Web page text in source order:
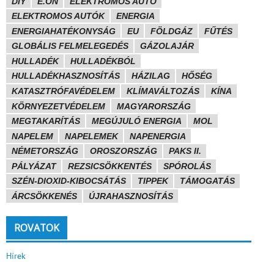
ELEKTROMOS AUTÓK
ENERGIA
ENERGIAHATÉKONYSÁG
EU FÖLDGÁZ
FŰTÉS
GLOBÁLIS FELMELEGEDÉS
GÁZOLAJÁR
HULLADÉK
HULLADÉKBÓL
HULLADÉKHASZNOSÍTÁS
HÁZILAG
HŐSÉG
KATASZTRÓFAVÉDELEM
KLÍMAVÁLTOZÁS
KÍNA
KÖRNYEZETVÉDELEM
MAGYARORSZÁG
MEGTAKARÍTÁS
MEGÚJULÓ ENERGIA
MOL
NAPELEM
NAPELEMEK
NAPENERGIA
NÉMETORSZÁG
OROSZORSZÁG
PAKS II.
PÁLYÁZAT
REZSICSÖKKENTÉS
SPÓROLÁS
SZÉN-DIOXID-KIBOCSÁTÁS
TIPPEK
TÁMOGATÁS
ÁRCSÖKKENÉS
ÚJRAHASZNOSÍTÁS
ROVATOK
Hírek